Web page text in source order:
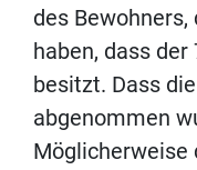
des
haben, dass
besitzt. Dass
abgenommen
Möglicherweise